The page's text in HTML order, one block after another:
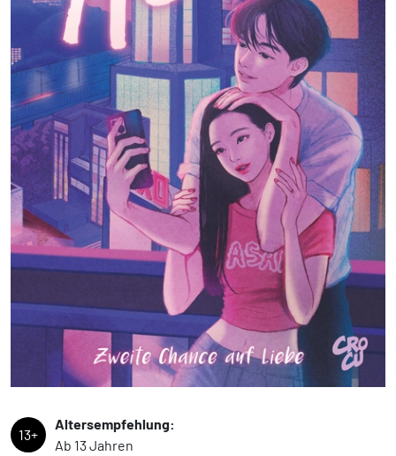
13+
Altersempfehlung:
Ab 13 Jahren